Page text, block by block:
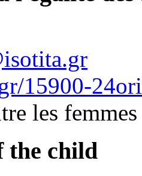
15900-
les femmes
the child